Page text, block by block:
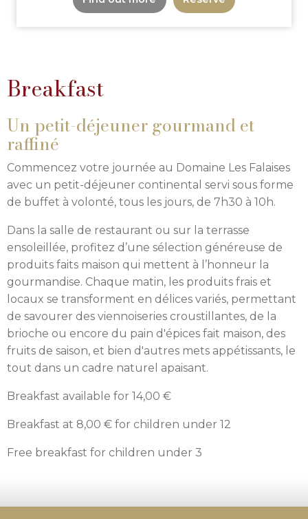
Breakfast
Un petit-déjeuner gourmand et
raffiné
Commencez votre journée au Domaine Les Falaises
avec un petit-déjeuner continental servi sous forme
de buffet à volonté, tous les jours, de 7h30 à 10h.
Dans la salle de restaurant ou sur la terrasse
ensoleillée, profitez d’une sélection généreuse de
produits faits maison qui mettent à l’honneur la
gourmandise. Chaque matin, les produits frais et
locaux se transforment en délices variés, permettant
de savourer des viennoiseries croustillantes, de la
brioche ou encore du pain d'épices fait maison, des
fruits de saison, et bien d'autres mets appétissants, le
tout dans un cadre naturel apaisant.
Breakfast available for 14,00 €
Breakfast at 8,00 € for children under 12
Free breakfast for children under 3